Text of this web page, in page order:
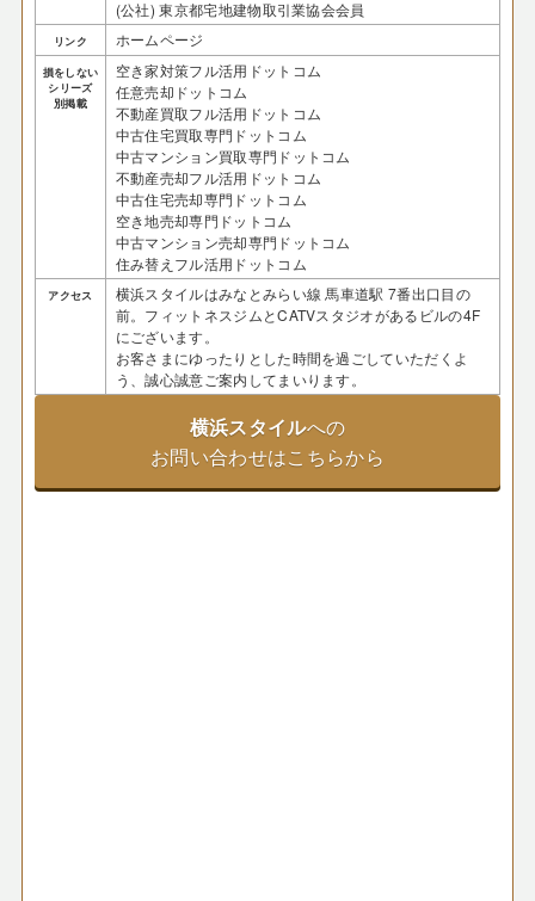
(公社) 東京都宅地建物取引業協会会員
リンク ホームページ
損をしない
シリーズ
別掲載
空き家対策フル活用ドットコム
任意売却ドットコム
不動産買取フル活用ドットコム
中古住宅買取専門ドットコム
中古マンション買取専門ドットコム
不動産売却フル活用ドットコム
中古住宅売却専門ドットコム
空き地売却専門ドットコム
中古マンション売却専門ドットコム
住み替えフル活用ドットコム
アクセス
横浜スタイルはみなとみらい線 馬車道駅 7番出口目の
前。フィットネスジムとCATVスタジオがあるビルの4F
にございます。
お客さまにゆったりとした時間を過ごしていただくよ
う、誠心誠意ご案内してまいります。
横浜スタイルへの
お問い合わせはこちらから